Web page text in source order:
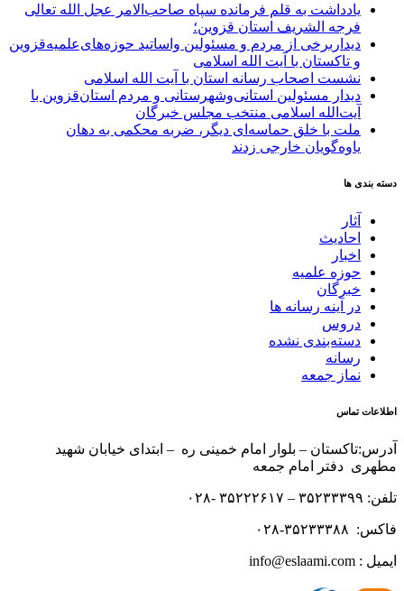
یادداشت به قلم فرمانده سپاه صاحب‌الامر عجل الله تعالی
فرجه الشریف استان قزوین؛
دیداربرخی از مردم و مسئولین واساتید حوزه‌های‌علمیه‌قزوین
و تاکستان با آیت الله اسلامی
نشست اصحاب رسانه استان با آیت الله اسلامی
دیدار مسئولین استانی‌وشهرستانی و مردم‌ استان‌قزوین با
آیت‌الله‌ اسلامی منتخب مجلس‌ خبرگان
ملت با خلق حماسه‌ای دیگر، ضربه محکمی به دهان
یاوه‌گویان خارجی زدند
دسته بندی ها
آثار
احادیث
اخبار
حوزه علمیه
خبرگان
در آینه رسانه ها
دروس
دسته‌بندی نشده
رسانه
نماز جمعه
اطلاعات تماس
آدرس:تاکستان – بلوار امام خمینی ره – ابتدای خیابان شهید
مطهری دفتر امام جمعه
تلفن: ۳۵۲۳۳۳۹۹ – ۳۵۲۲۲۶۱۷ -۰۲۸
فاکس: ۳۵۲۳۳۳۸۸-۰۲۸
ایمیل : info@eslaami.com